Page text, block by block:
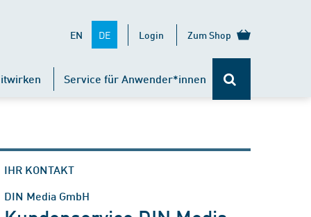
EN DE Login Zum Shop
Service für Anwender*innen
IHR KONTAKT
DIN Media GmbH